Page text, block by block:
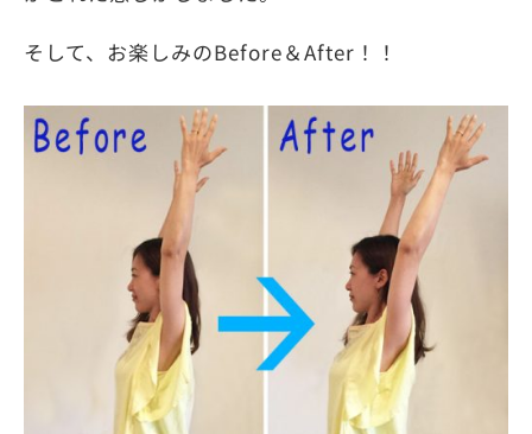
そして、お楽しみのBefore＆After！！